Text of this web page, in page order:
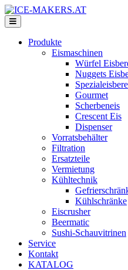
Produkte
Eismaschinen
Würfel
Nuggets
Gourmet
Scherbeneis
Crescent Eis
Dispenser
Vorratsbehälter
Filtration
Ersatzteile
Vermietung
Kühltechnik
Kühlschränke
Eiscrusher
Beermatic
Sushi-Schauvitrinen
Service
Kontakt
KATALOG